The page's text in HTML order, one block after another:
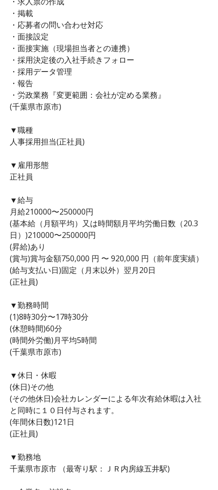
・掲載
・応募者の問い合わせ対応
・面接設定
・面接実施（現場担当者との連携）
・採用決定後の入社手続きフォロー
・採用データ管理
・報告
・労政業務『変更範囲：会社が定める業務』
(千葉県市原市)
▼職種
人事採用担当(正社員)
▼雇用形態
正社員
▼給与
月給210000〜250000円
(基本給（月額平均）又は時間額月平均労働日数（20.3
日）)210000〜250000円
(昇給)あり
(賞与)賞与金額750,000 円 〜 920,000 円（前年度実績）
(給与支払い日)固定（月末以外）翌月20日
(正社員)
▼勤務時間
(1)8時30分〜17時30分
(休憩時間)60分
(時間外労働)月平均5時間
(千葉県市原市)
▼休日・休暇
(休日)その他
(その他休日)会社カレンダーによる年次有給休暇は入社
と同時に１０日付与されます。
(年間休日数)121日
(正社員)
▼勤務地
千葉県市原市 （最寄り駅：ＪＲ内房線五井駅)